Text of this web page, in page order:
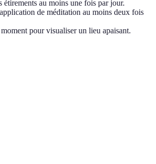
étirements au moins une fois par jour.
de méditation au moins deux fois
pour visualiser un lieu apaisant.